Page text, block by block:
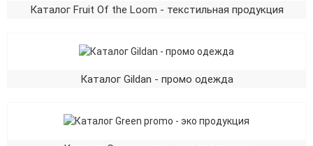
Каталог Fruit Of the Loom - текстильная продукция
Каталог Gildan - промо одежда